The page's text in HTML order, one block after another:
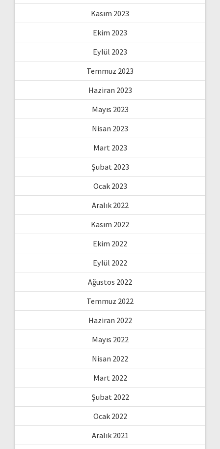
Kasım 2023
Ekim 2023
Eylül 2023
Temmuz 2023
Haziran 2023
Mayıs 2023
Nisan 2023
Mart 2023
Şubat 2023
Ocak 2023
Aralık 2022
Kasım 2022
Ekim 2022
Eylül 2022
Ağustos 2022
Temmuz 2022
Haziran 2022
Mayıs 2022
Nisan 2022
Mart 2022
Şubat 2022
Ocak 2022
Aralık 2021